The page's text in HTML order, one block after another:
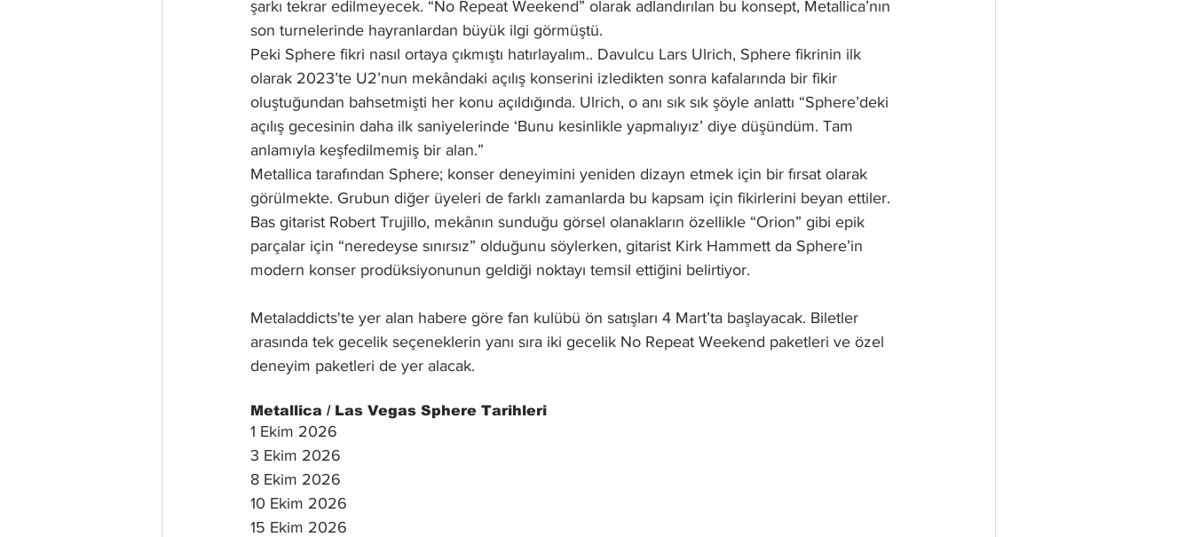
şarkı tekrar edilmeyecek. “No Repeat Weekend” olarak adlandırılan bu konsept, Metallica’nın
son turnelerinde hayranlardan büyük ilgi görmüştü.
Peki Sphere fikri nasıl ortaya çıkmıştı hatırlayalım.. Davulcu Lars Ulrich, Sphere fikrinin ilk
olarak 2023’te U2’nun mekândaki açılış konserini izledikten sonra kafalarında bir fikir
oluştuğundan bahsetmişti her konu açıldığında. Ulrich, o anı sık sık şöyle anlattı “Sphere’deki
açılış gecesinin daha ilk saniyelerinde ‘Bunu kesinlikle yapmalıyız’ diye düşündüm. Tam
anlamıyla keşfedilmemiş bir alan.”
Metallica tarafından Sphere; konser deneyimini yeniden dizayn etmek için bir fırsat olarak
görülmekte. Grubun diğer üyeleri de farklı zamanlarda bu kapsam için fikirlerini beyan ettiler.
Bas gitarist Robert Trujillo, mekânın sunduğu görsel olanakların özellikle “Orion” gibi epik
parçalar için “neredeyse sınırsız” olduğunu söylerken, gitarist Kirk Hammett da Sphere’in
modern konser prodüksiyonunun geldiği noktayı temsil ettiğini belirtiyor.
Metaladdicts'te yer alan habere göre fan kulübü ön satışları 4 Mart’ta başlayacak. Biletler
arasında tek gecelik seçeneklerin yanı sıra iki gecelik No Repeat Weekend paketleri ve özel
deneyim paketleri de yer alacak.
Metallica / Las Vegas Sphere Tarihleri
1 Ekim 2026
3 Ekim 2026
8 Ekim 2026
10 Ekim 2026
15 Ekim 2026